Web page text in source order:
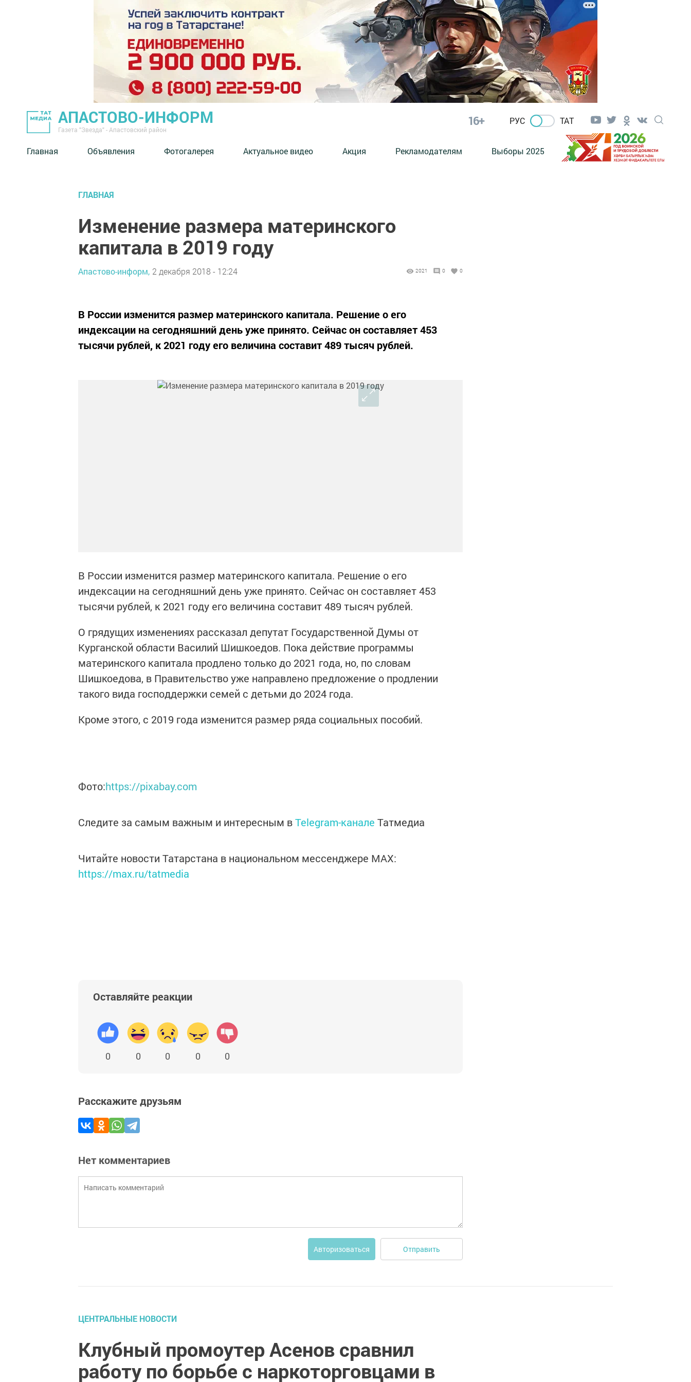
АПАСТОВО-ИНФОРМ
Газета "Звезда" - Апастовский район
16+ РУС ТАТ
Главная Объявления Фотогалерея Актуальное видео Акция Рекламодателям Выборы 2025
ГЛАВНАЯ
Изменение размера материнского
капитала в 2019 году
Апастово-информ, 2 декабря 2018 - 12:24 2021 0 0
В России изменится размер материнского капитала. Решение о его
индексации на сегодняшний день уже принято. Сейчас он составляет 453
тысячи рублей, к 2021 году его величина составит 489 тысяч рублей.
В России изменится размер материнского капитала. Решение о его
индексации на сегодняшний день уже принято. Сейчас он составляет 453
тысячи рублей, к 2021 году его величина составит 489 тысяч рублей.
О грядущих изменениях рассказал депутат Государственной Думы от
Курганской области Василий Шишкоедов. Пока действие программы
материнского капитала продлено только до 2021 года, но, по словам
Шишкоедова, в Правительство уже направлено предложение о продлении
такого вида господдержки семей с детьми до 2024 года.
Кроме этого, с 2019 года изменится размер ряда социальных пособий.
Фото:https://pixabay.com
Следите за самым важным и интересным вTelegram-канале Татмедиа
Читайте новости Татарстана в национальном мессенджере MАХ:
https://max.ru/tatmedia
Оставляйте реакции
0 0 0 0 0
Расскажите друзьям
Нет комментариев
Авторизоваться Отправить
ЦЕНТРАЛЬНЫЕ НОВОСТИ
Клубный промоутер Асенов сравнил
работу по борьбе с наркоторговцами в